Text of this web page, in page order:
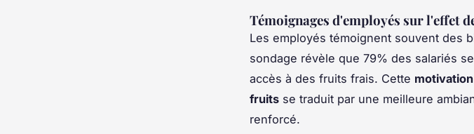
Témoignages d'employés sur l'effet
Les employés témoignent souvent des
sondage révèle que 79% des salariés
accès à des fruits frais. Cette
fruits se traduit par une meilleure
renforcé.